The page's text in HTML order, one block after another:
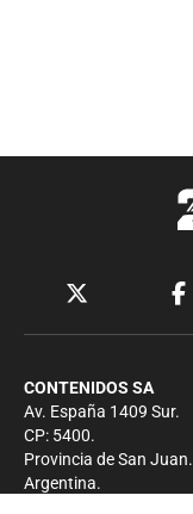
CONTENIDOS SA
Av. España 1409 Sur.
CP: 5400.
Provincia de San Juan.
Argentina.